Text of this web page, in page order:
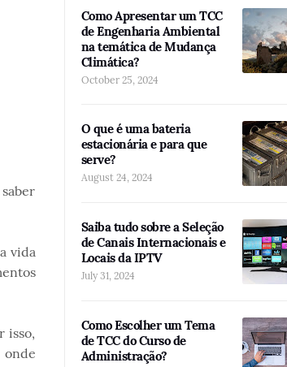
vida
isso,
onde
Como Apresentar um TCC
de Engenharia Ambiental
na temática de Mudança
Climática?
October 25, 2024
O que é uma bateria
estacionária e para que
serve?
August 24, 2024
Saiba tudo sobre a Seleção
de Canais Internacionais e
Locais da IPTV
July 31, 2024
Como Escolher um Tema
de TCC do Curso de
Administração?